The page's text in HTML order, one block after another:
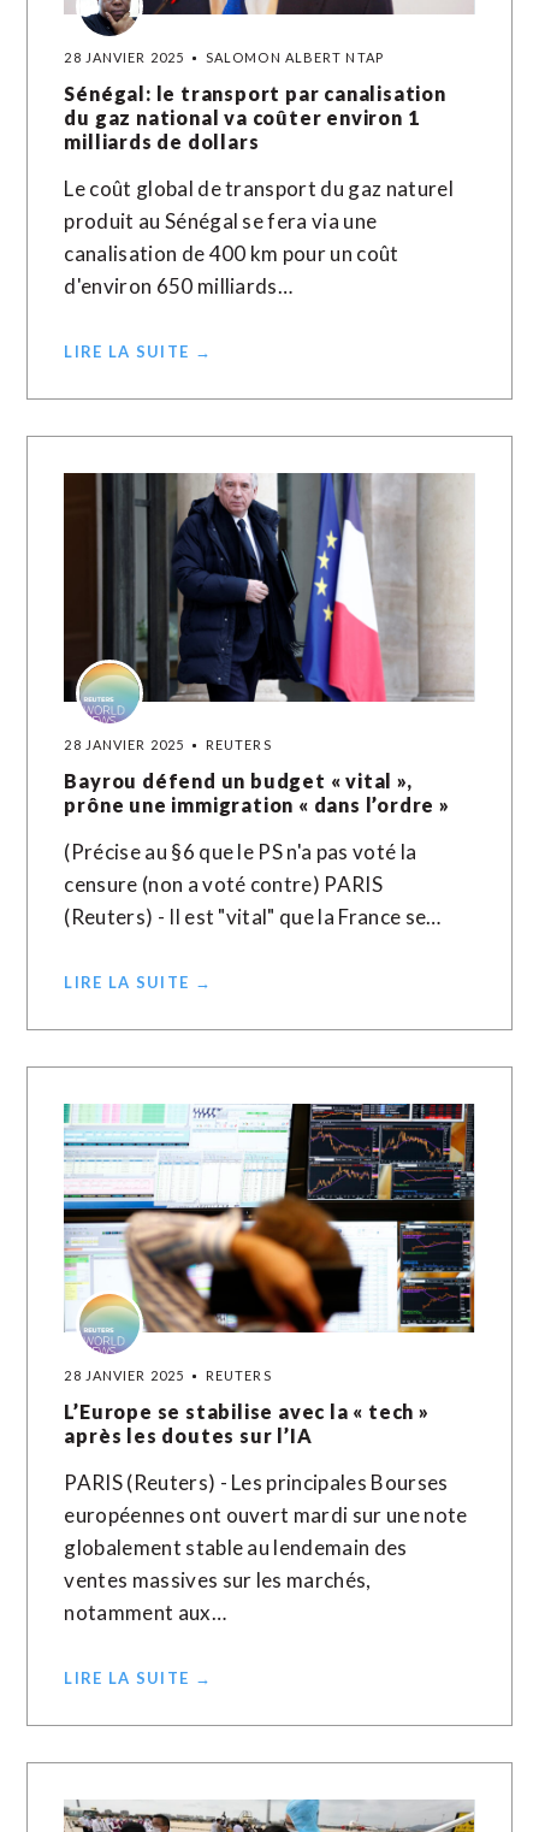
28 JANVIER 2025 SALOMON ALBERT NTAP
Sénégal: le transport par canalisation
du gaz national va coûter environ 1
milliards de dollars
Le coût global de transport du gaz naturel
produit au Sénégal se fera via une
canalisation de 400 km pour un coût
d'environ 650 milliards…
LIRE LA SUITE →
28 JANVIER 2025 REUTERS
Bayrou défend un budget « vital »,
prône une immigration « dans l’ordre »
(Précise au §6 que le PS n'a pas voté la
censure (non a voté contre) PARIS
(Reuters) - Il est "vital" que la France se…
LIRE LA SUITE →
28 JANVIER 2025 REUTERS
L’Europe se stabilise avec la « tech »
après les doutes sur l’IA
PARIS (Reuters) - Les principales Bourses
européennes ont ouvert mardi sur une note
globalement stable au lendemain des
ventes massives sur les marchés,
notamment aux…
LIRE LA SUITE →